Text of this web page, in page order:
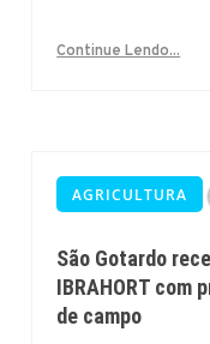
Continue Lendo...
AGRICULTURA
São Gotardo
IBRAHORT com
de campo